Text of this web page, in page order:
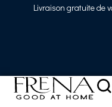
Livraison gratuite de